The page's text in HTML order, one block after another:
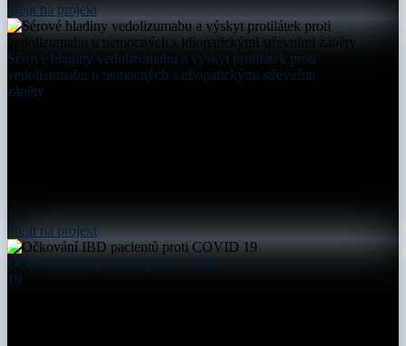
přejít na projekt
Sérové hladiny vedolizumabu a výskyt protilátek proti
vedolizumabu u nemocných s idiopatickými střevními
záněty
přejít na projekt
Očkování IBD pacientů proti COVID
19